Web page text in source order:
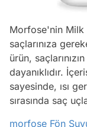
Morfose'nin Milk
saçlarınıza
ürün,
dayanıklıdır.
sayesinde, ısı
sırasında saç
morfose Fön